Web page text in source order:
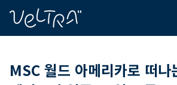
MSC 월드 아메리카로 떠나